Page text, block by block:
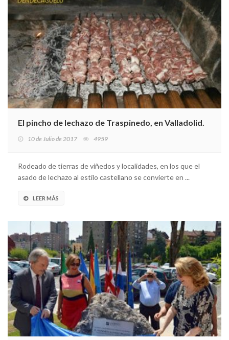
El pincho de lechazo de Traspinedo, en Valladolid.
10 de Julio de 2017 4959
Rodeado de tierras de viñedos y localidades, en los que el
asado de lechazo al estilo castellano se convierte en ...
LEER MÁS